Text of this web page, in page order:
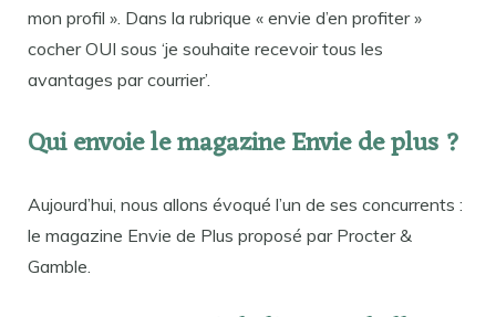
mon profil ». Dans la rubrique « envie d’en profiter »
cocher OUI sous ‘je souhaite recevoir tous les
avantages par courrier’.
Qui envoie le magazine Envie de plus ?
Aujourd’hui, nous allons évoqué l’un de ses concurrents :
le magazine Envie de Plus proposé par Procter &
Gamble.